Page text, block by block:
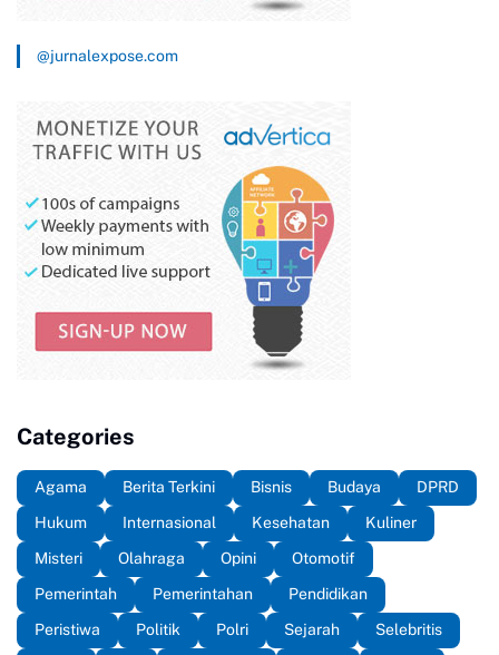
@jurnalexpose.com
Categories
Agama Berita Terkini Bisnis Budaya
DPRD
Hukum
Internasional Kesehatan
Kuliner
Misteri
Olahraga Opini
Otomotif
Pemerintah
Pemerintahan
Pendidikan
Peristiwa
Politik Polri Sejarah
Selebritis